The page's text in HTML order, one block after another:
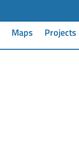
Maps Projects